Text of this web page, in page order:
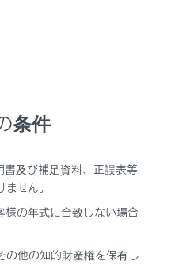
ビスによるお問い合わせ
軽に利用ください。
条件
書及び補足資料、正誤表等
せん。
様の年式に合致しない場合
の他の知的財産権を保有し